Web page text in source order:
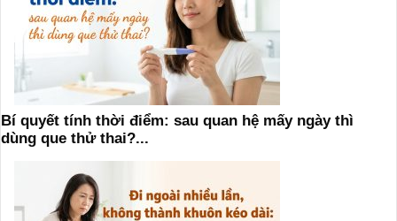
Bí quyết tính thời điểm: sau quan hệ mấy ngày thì
dùng que thử thai?...